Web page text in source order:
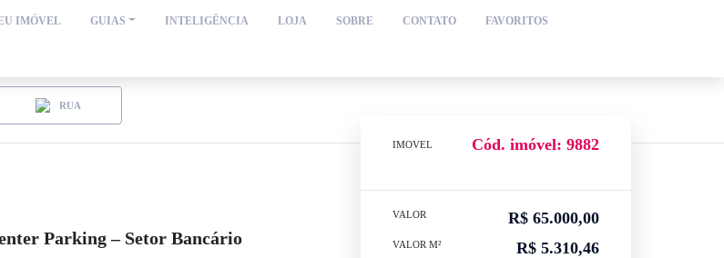
IMÓVEL GUIAS INTELIGÊNCIA LOJA SOBRE CONTATO FAVORITOS
RUA
Parking – Setor Bancário
IMOVEL Cód. imóvel: 9882
VALOR R$ 65.000,00
VALOR M² R$ 5.310,46